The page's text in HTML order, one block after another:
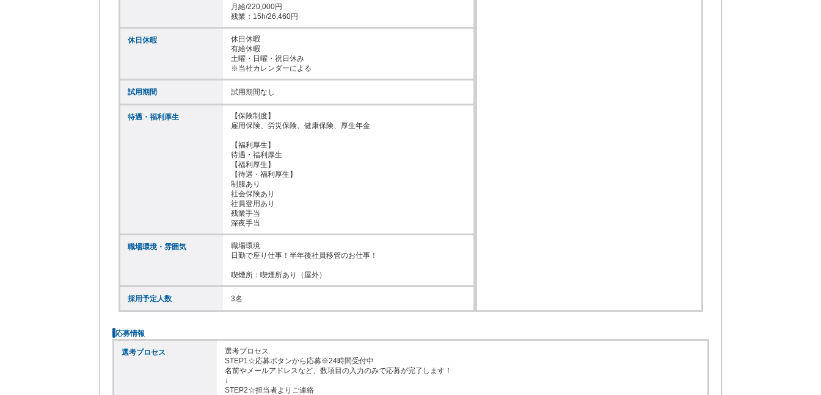
月給/220,000円
残業：15h/26,460円
休日休暇
休日休暇
有給休暇
土曜・日曜・祝日休み
※当社カレンダーによる
試用期間 試用期間なし
待遇・福利厚生
【保険制度】
雇用保険、労災保険、健康保険、厚生年金
【福利厚生】
待遇・福利厚生
【福利厚生】
【待遇・福利厚生】
制服あり
社会保険あり
社員登用あり
残業手当
深夜手当
職場環境・雰囲気
職場環境
日勤で座り仕事！半年後社員移管のお仕事！
喫煙所：喫煙所あり（屋外）
採用予定人数 3名
応募情報
選考プロセス
選考プロセス
STEP1☆応募ボタンから応募※24時間受付中
名前やメールアドレスなど、数項目の入力のみで応募が完了します！
↓
STEP2☆担当者よりご連絡